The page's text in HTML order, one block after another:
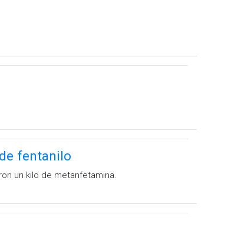
fentanilo
un kilo de metanfetamina.